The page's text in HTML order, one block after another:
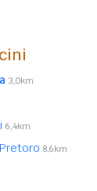
3,0km
6,4km
Pretoro 8,6km